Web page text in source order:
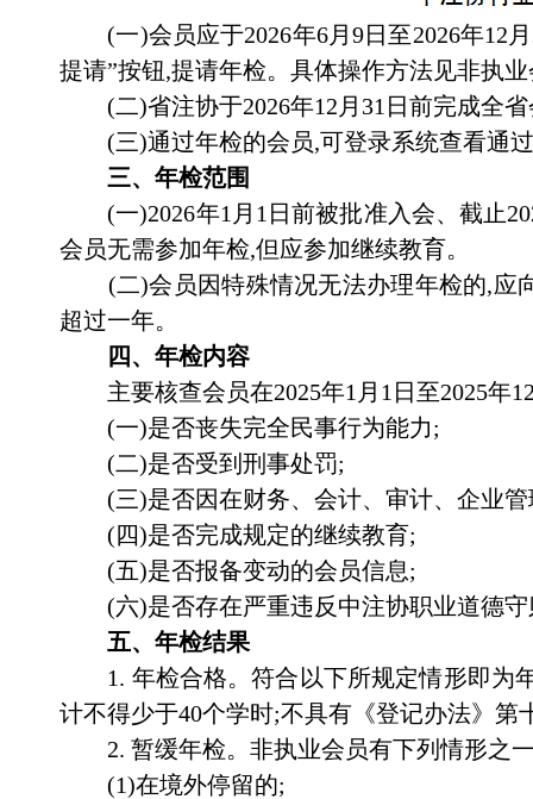
(一)会员应于2026年6月9日至2026年12 月
提请”按钮,提请年检。具体操作方法见非执
(二)省注协于2026年12 月 31 日前完成全
(三)通过年检的会员,可登录系统查看通
三、年检范围
(一)2026年1 月 1 日前被批准入会、截止
会员无需参加年检,但应参加继续教育。
(二)会员因特殊情况无法办理年检的,应
超过一年。
四、年检内容
主要核查会员在2025年1 月 1 日至2025年
(一)是否丧失完全民事行为能力;
(二)是否受到刑事处罚;
(三)是否因在财务、会计、审计、企业
(四)是否完成规定的继续教育;
(五)是否报备变动的会员信息;
(六)是否存在严重违反中注协职业道德
五、年检结果
1. 年检合格。符合以下所规定情形即为
计不得少于40个学时;不具有《登记办法》第
2. 暂缓年检。非执业会员有下列情形之
(1)在境外停留的;